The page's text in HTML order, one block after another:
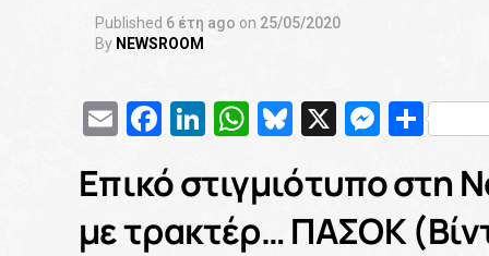
Published 6 έτη ago on 25/05/2020
By NEWSROOM
EmailFacebook
LinkedIn
WhatsApp
Bluesky
X
Επικό στιγμιότυπο στη
με τρακτέρ… ΠΑΣΟΚ